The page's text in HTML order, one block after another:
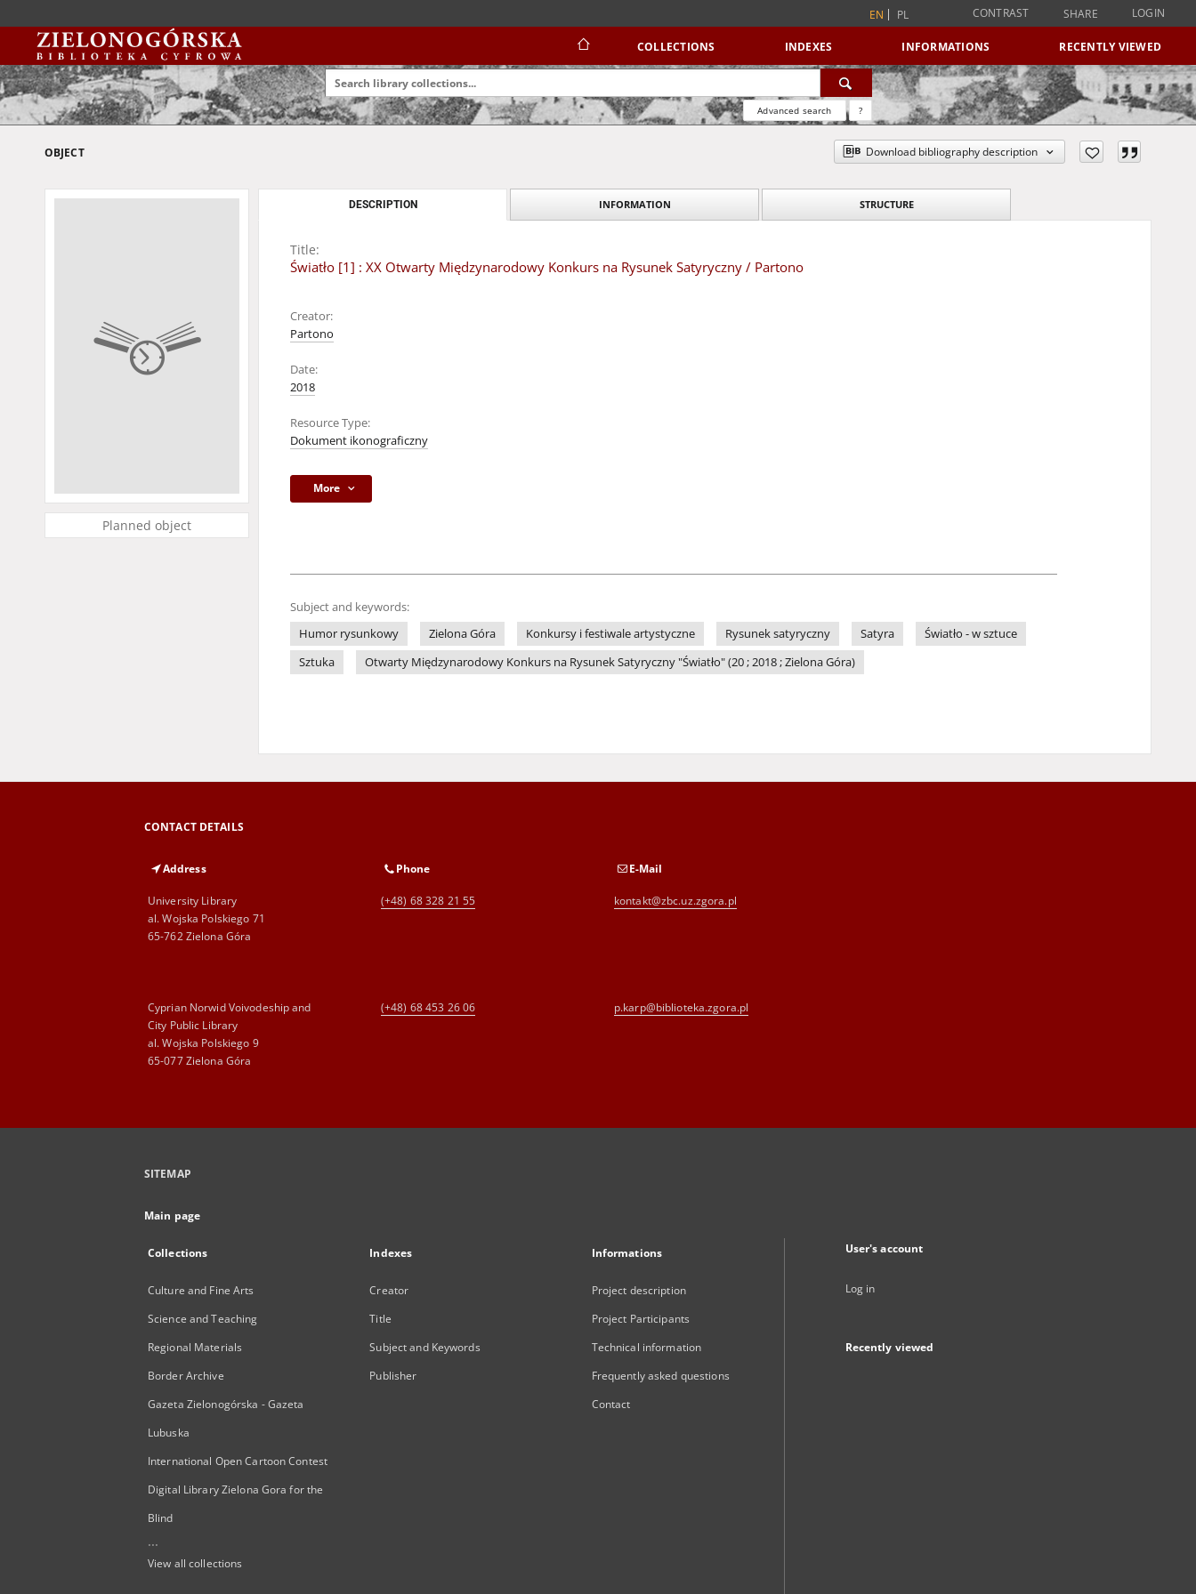
EN PL CONTRAST SHARE LOGIN
COLLECTIONS INDEXES INFORMATIONS RECENTLY VIEWED
Advanced search ?
OBJECT Download bibliography description
Planned object
DESCRIPTION INFORMATION STRUCTURE
Title:
Światło [1] : XX Otwarty Międzynarodowy Konkurs na Rysunek Satyryczny / Partono
Creator:
Partono
Date:
2018
Resource Type:
Dokument ikonograficzny
More
Subject and keywords:
Humor rysunkowy
Zielona Góra Konkursy i festiwale artystyczne Rysunek satyryczny Satyra
Światło - w sztuce
Sztuka
Otwarty Międzynarodowy Konkurs na Rysunek Satyryczny "Światło" (20 ; 2018 ; Zielona Góra)
CONTACT DETAILS
Address
University Library
al. Wojska Polskiego 71
65-762 Zielona Góra
Phone
(+48) 68 328 21 55
E-Mail
kontakt@zbc.uz.zgora.pl
Cyprian Norwid Voivodeship and
City Public Library
al. Wojska Polskiego 9
65-077 Zielona Góra
(+48) 68 453 26 06 p.karp@biblioteka.zgora.pl
SITEMAP
Main page
Collections
Culture and Fine Arts
Science and Teaching
Regional Materials
Border Archive
Gazeta Zielonogórska - Gazeta
Lubuska
International Open Cartoon Contest
Digital Library Zielona Gora for the
Blind
...
View all collections
Indexes
Creator
Title
Subject and Keywords
Publisher
Informations
Project description
Project Participants
Technical information
Frequently asked questions
Contact
User's account
Log in
Recently viewed